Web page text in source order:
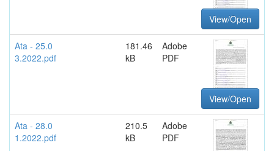
View/Open
Ata - 25.0
3.2022.pdf
181.46
kB
Adobe
PDF
View/Open
Ata - 28.0
1.2022.pdf
210.5
kB
Adobe
PDF